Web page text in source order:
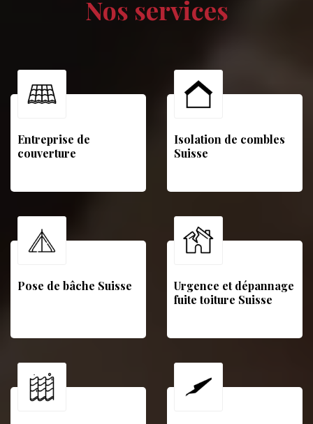
Nos services
Entreprise de
couverture
Isolation de combles
Suisse
Pose de bâche Suisse
Urgence et dépannage
fuite toiture Suisse